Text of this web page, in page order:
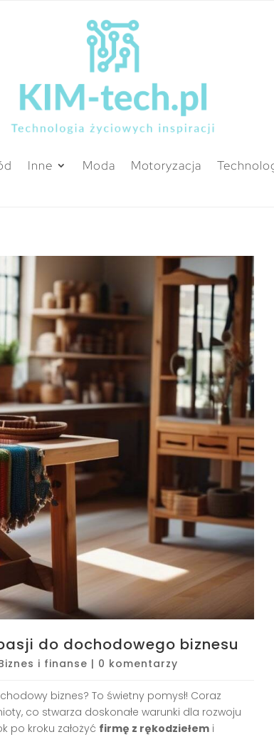
Inne Moda Motoryzacja
do dochodowego biznesu
i finanse | 0 komentarzy
biznes? To świetny pomysł! Coraz
co stwarza doskonałe warunki dla rozwoju
po kroku założyć firmę z rękodziełem i